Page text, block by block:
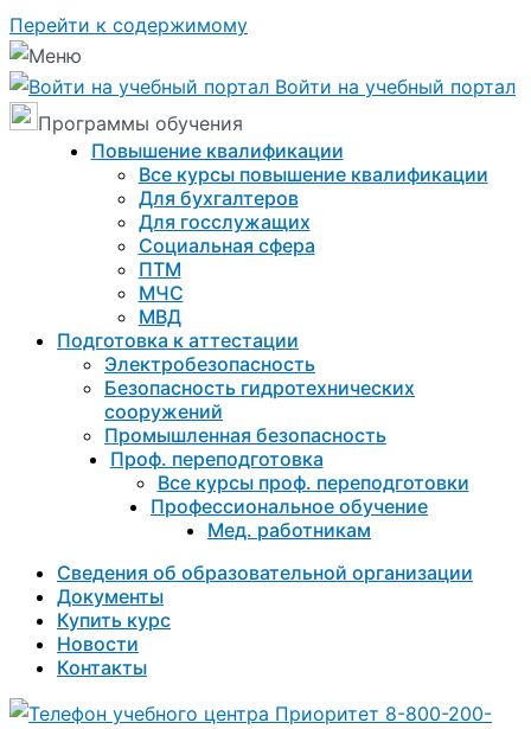
Перейти к содержимому
Войти на учебный портал
Программы обучения
Повышение квалификации
Все курсы повышение квалификации
Для бухгалтеров
Для госслужащих
Социальная сфера
ПТМ
МЧС
МВД
Подготовка к aттестации
Электробезопасность
Безопасность гидротехнических
сооружений
Промышленная безопасность
Проф. переподготовка
Все курсы проф. переподготовки
Профессиональное обучение
Мед. работникам
Сведения об образовательной организации
Документы
Купить курс
Новости
Контакты
8-800-200-